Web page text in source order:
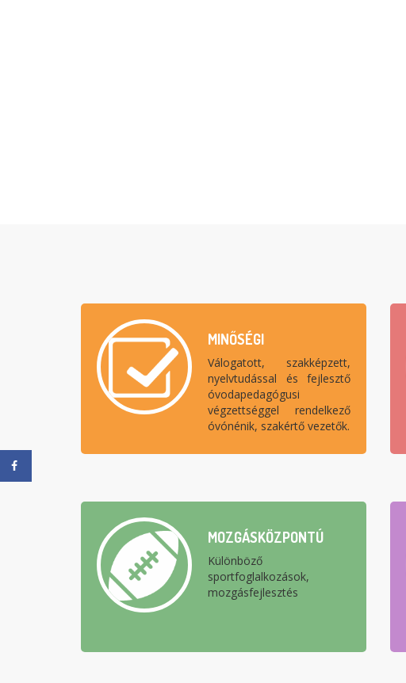
MINŐSÉGI
Válogatott, szakképzett,
nyelvtudással és fejlesztő
óvodapedagógusi
végzettséggel rendelkező
óvónénik, szakértő vezetők.
MOZGÁSKÖZPONTÚ
Különböző
sportfoglalkozások,
mozgásfejlesztés